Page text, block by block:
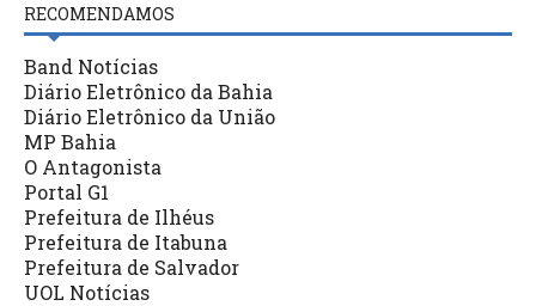
RECOMENDAMOS
Band Notícias
Diário Eletrônico da Bahia
Diário Eletrônico da União
MP Bahia
O Antagonista
Portal G1
Prefeitura de Ilhéus
Prefeitura de Itabuna
Prefeitura de Salvador
UOL Notícias